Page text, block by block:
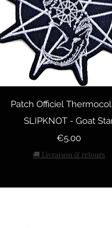
Quick View
Patch Officiel
SLIPKNOT - Goat
Price
€5.00
🚚 Livraison & retours